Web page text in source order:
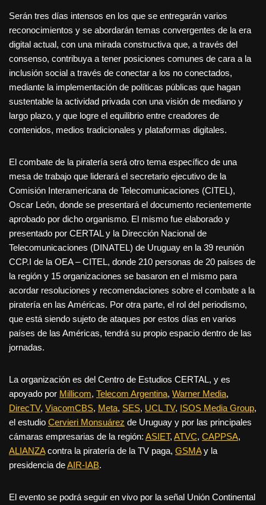
Serán tres días intensos en los que se entregarán varios
reconocimientos y se abordarán temas convergentes de la era
digital actual, con una mirada constructiva que, a través del
consenso, contribuya a tener posiciones comunes de cara a la
inclusión social a través de conectar a los no conectados,
mediante la implementación de políticas públicas que hagan
sustentable la actividad privada con una visión de mediano y
largo plazo, y que logre el equilibrio entre creadores de
contenidos, medios tradicionales y plataformas digitales.
El combate de la piratería será otro tema específico de una
mesa de trabajo que liderará el secretario ejecutivo de la
Comisión Interamericana de Telecomunicaciones (CITEL),
Oscar León, donde se presentará el documento recientemente
aprobado por dicho organismo. El mismo fue elaborado y
presentado por CERTAL y la Dirección Nacional de
Telecomunicaciones (DINATEL) de Uruguay en la 39 reunión
CCP.I de la OEA – CITEL, donde 210 personas de 20 países de
la región y 15 organizaciones se basaron en el mismo para
acordar resoluciones y recomendaciones sobre el combate a la
piratería en las Américas. Por otra parte, el rol del periodismo,
que está siendo sujeto de ataques por estos días en varios
países de las Américas, tendrá su propio espacio dentro de las
jornadas.
La organización es del Centro de Estudios CERTAL, y es
apoyado por Millicom, Telecom Argentina, Warner Media,
DirecTV, ViacomCBS, Meta, SES, UCL TV, ISOS Media Group,
el estudio Cervieri Monsuárez de Uruguay y por las principales
cámaras empresarias de la región: ASIET, ATVC, CAPPSA,
ALIANZAcontra la piratería de la TV paga, GSMAy la
presidencia deAIR-IAB.
El evento se podrá seguir en vivo por la señal Unión Continental